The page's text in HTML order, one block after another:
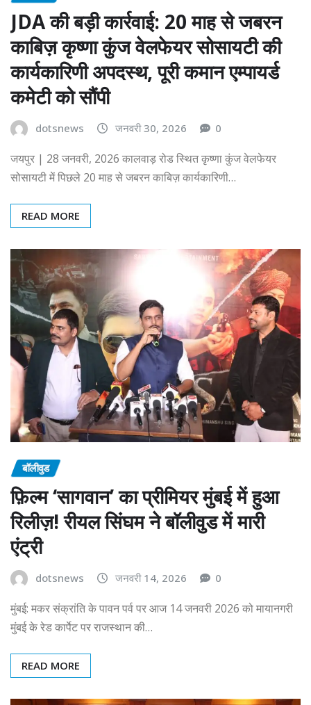
JDA की बड़ी कार्रवाई: 20 माह से जबरन
काबिज़ कृष्णा कुंज वेलफेयर सोसायटी की
कार्यकारिणी अपदस्थ, पूरी कमान एम्पायर्ड
कमेटी को सौंपी
dotsnews जनवरी 30, 2026 0
जयपुर | 28 जनवरी, 2026 कालवाड़ रोड स्थित कृष्णा कुंज वेलफेयर
सोसायटी में पिछले 20 माह से जबरन काबिज़ कार्यकारिणी…
READ MORE
बॉलीवुड
फ़िल्म ‘सागवान’ का प्रीमियर मुंबई में हुआ
रिलीज़! रीयल सिंघम ने बॉलीवुड में मारी
एंट्री
dotsnews जनवरी 14, 2026 0
मुंबई: मकर संक्रांति के पावन पर्व पर आज 14 जनवरी 2026 को मायानगरी
मुंबई के रेड कार्पेट पर राजस्थान की…
READ MORE